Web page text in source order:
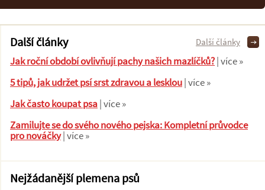
Další články
Jak roční období ovlivňují pachy našich mazlíčků?| více »
5 tipů, jak udržet psí srst zdravou a lesklou| více »
Jak často koupat psa| více »
Zamilujte se do svého nového pejska: Kompletní průvodce
pro nováčky| více »
Další články
Nejžádanější plemena psů